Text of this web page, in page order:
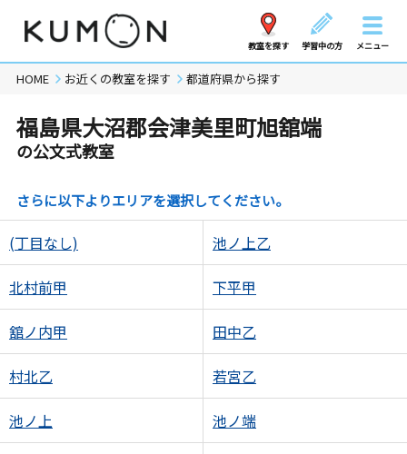
教室を探す 学習中の方 メニュー
HOME お近くの教室を探す 都道府県から探す
福島県大沼郡会津美里町旭舘端
の公文式教室
さらに以下よりエリアを選択してください。
(丁目なし) 池ノ上乙
北村前甲 下平甲
舘ノ内甲 田中乙
村北乙 若宮乙
池ノ上 池ノ端